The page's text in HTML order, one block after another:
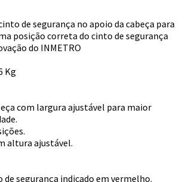
de segurança no apoio da cabeça para
posição correta do cinto de segurança
do INMETRO
Kg
com largura ajustável para maior
altura ajustável.
de segurança indicado em vermelho.